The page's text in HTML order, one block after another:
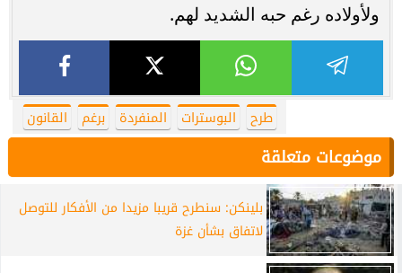
ولأولاده رغم حبه الشديد لهم.
طرح البوسترات المنفردة برغم القانون
موضوعات متعلقة
بلينكن: سنطرح قريبا مزيدا من الأفكار للتوصل
لاتفاق بشأن غزة